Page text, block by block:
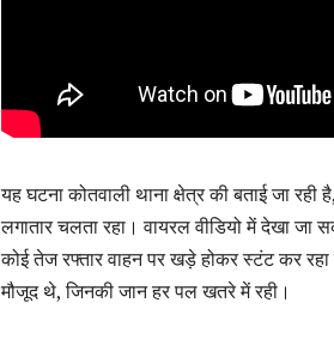
यह घटना कोतवाली थाना क्षेत्र की बताई जा
लगातार चलता रहा। वायरल वीडियो में देखा
कोई तेज रफ्तार वाहन पर खड़े होकर स्टंट कर
मौजूद थे, जिनकी जान हर पल खतरे में रही।